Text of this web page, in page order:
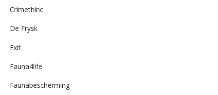
Crimethinc
De Frysk
Exit
Fauna4life
Faunabescherming